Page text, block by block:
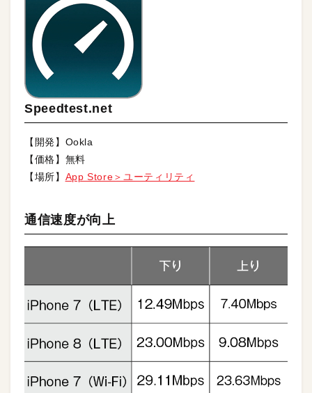
Speedtest.net
【開発】Ookla
【価格】無料
【場所】 App Store＞ユーティリティ
通信速度が向上